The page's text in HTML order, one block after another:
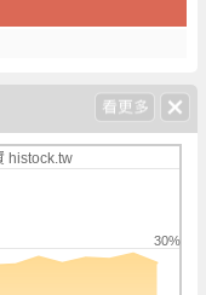
histock.tw
30%